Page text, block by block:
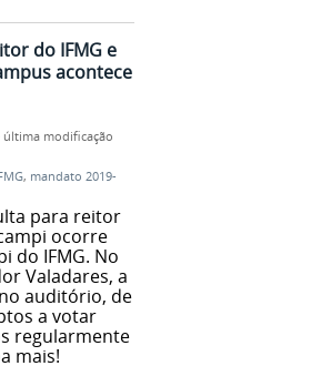
do IFMG e
acontece
última modificação
, mandato 2019-
para reitor
ocorre
do IFMG. No
Valadares, a
auditório, de
a votar
regularmente
mais!